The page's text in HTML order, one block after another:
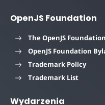
OpenJS Foundation
The OpenJS Foundation
OpenJS Foundation
Trademark Policy
Trademark List
Wydarzenia